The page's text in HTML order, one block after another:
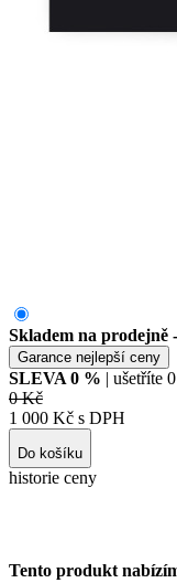
Skladem na prodejně
Garance nejlepší ceny
SLEVA 0 % | ušetříte
0 Kč
1 000 Kč s DPH
Do košíku
historie ceny
Tento produkt